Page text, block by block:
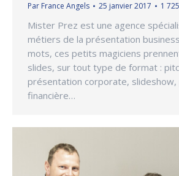
Par France Angels 25 janvier 2017 1
Mister Prez est une agence
métiers de la présentation
mots, ces petits magiciens
slides, sur tout type de format :
présentation corporate,
financière…